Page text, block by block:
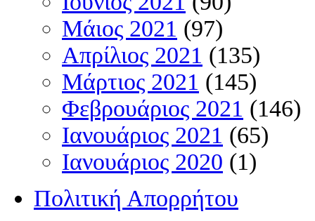
Μάιος 2021 (97)
Απρίλιος 2021 (135)
Μάρτιος 2021 (145)
Φεβρουάριος 2021 (146)
Ιανουάριος 2021 (65)
Ιανουάριος 2020 (1)
Πολιτική Απορρήτου